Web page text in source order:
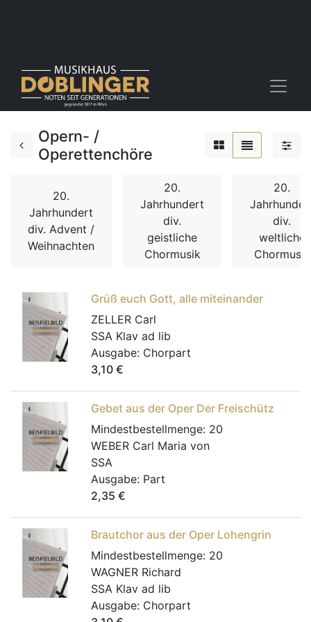
Opern- /
Operettenchöre
20.
Jahrhundert
div. Advent /
Weihnachten
20.
Jahrhundert
div.
geistliche
Chormusik
20.
div.
weltliche
Chormusik
Grüß euch Gott, alle miteinander
ZELLER Carl
SSA Klav ad lib
Ausgabe: Chorpart
3,10 €
Gebet aus der Oper Der Freischütz
Mindestbestellmenge: 20
WEBER Carl Maria von
SSA
Ausgabe: Part
2,35 €
Brautchor aus der Oper Lohengrin
Mindestbestellmenge: 20
WAGNER Richard
SSA Klav ad lib
Ausgabe: Chorpart